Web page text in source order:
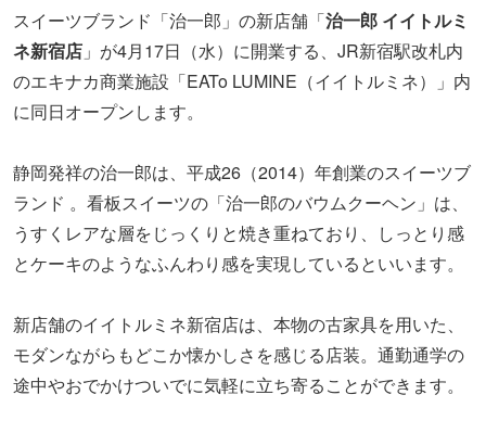
スイーツブランド「治一郎」の新店舗「治一郎 イイトルミ
ネ新宿店 」が4月17日（水）に開業する、JR新宿駅改札内
のエキナカ商業施設「EATo LUMINE（イイトルミネ）」内
に同日オープンします。
静岡発祥の治一郎は、平成26（2014）年創業のスイーツブ
ランド 。看板スイーツの「治一郎のバウムクーヘン」は、
うすくレアな層をじっくりと焼き重ねており、しっとり感
とケーキのようなふんわり感を実現しているといいます。
新店舗のイイトルミネ新宿店は、本物の古家具を用いた、
モダンながらもどこか懐かしさを感じる店装。通勤通学の
途中やおでかけついでに気軽に立ち寄ることができます。